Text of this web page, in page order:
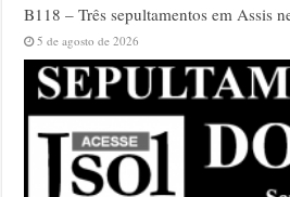
B118 – Três sepultamentos em Assis
5 de agosto de 2026